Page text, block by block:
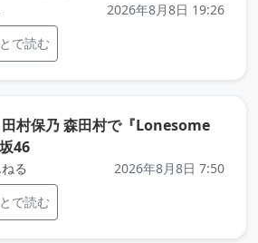
2026年8月8日 19:26
で読む
村保乃 森田村で『Lonesome
46（元記事を新しいタブで開きます
る
2026年8月8日 7:50
で読む